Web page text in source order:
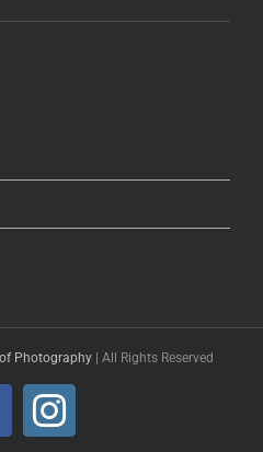
Photography | All Rights Reserved
Instagram